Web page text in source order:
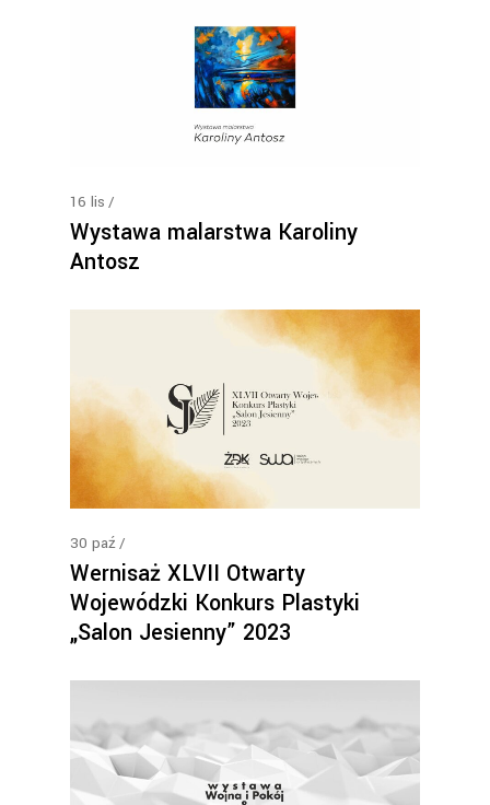
16 lis
Wystawa malarstwa Karoliny
Antosz
30 paź
Wernisaż XLVII Otwarty
Wojewódzki Konkurs Plastyki
„Salon Jesienny” 2023